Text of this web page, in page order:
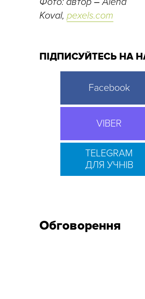
Koval, pexels.com
ПІДПИСУЙТЕСЬ НА
Facebook
VIBER
TELEGRAM
ДЛЯ УЧНІВ
Обговорення